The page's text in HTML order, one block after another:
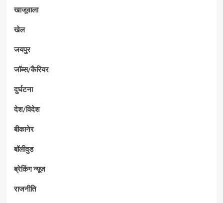
खाजूवाला
खेल
जयपुर
जॉब्स/कैरियर
दुर्घटना
देश/विदेश
बीकानेर
बॉलीवुड
ब्रेकिंग न्यूज
राजनीति